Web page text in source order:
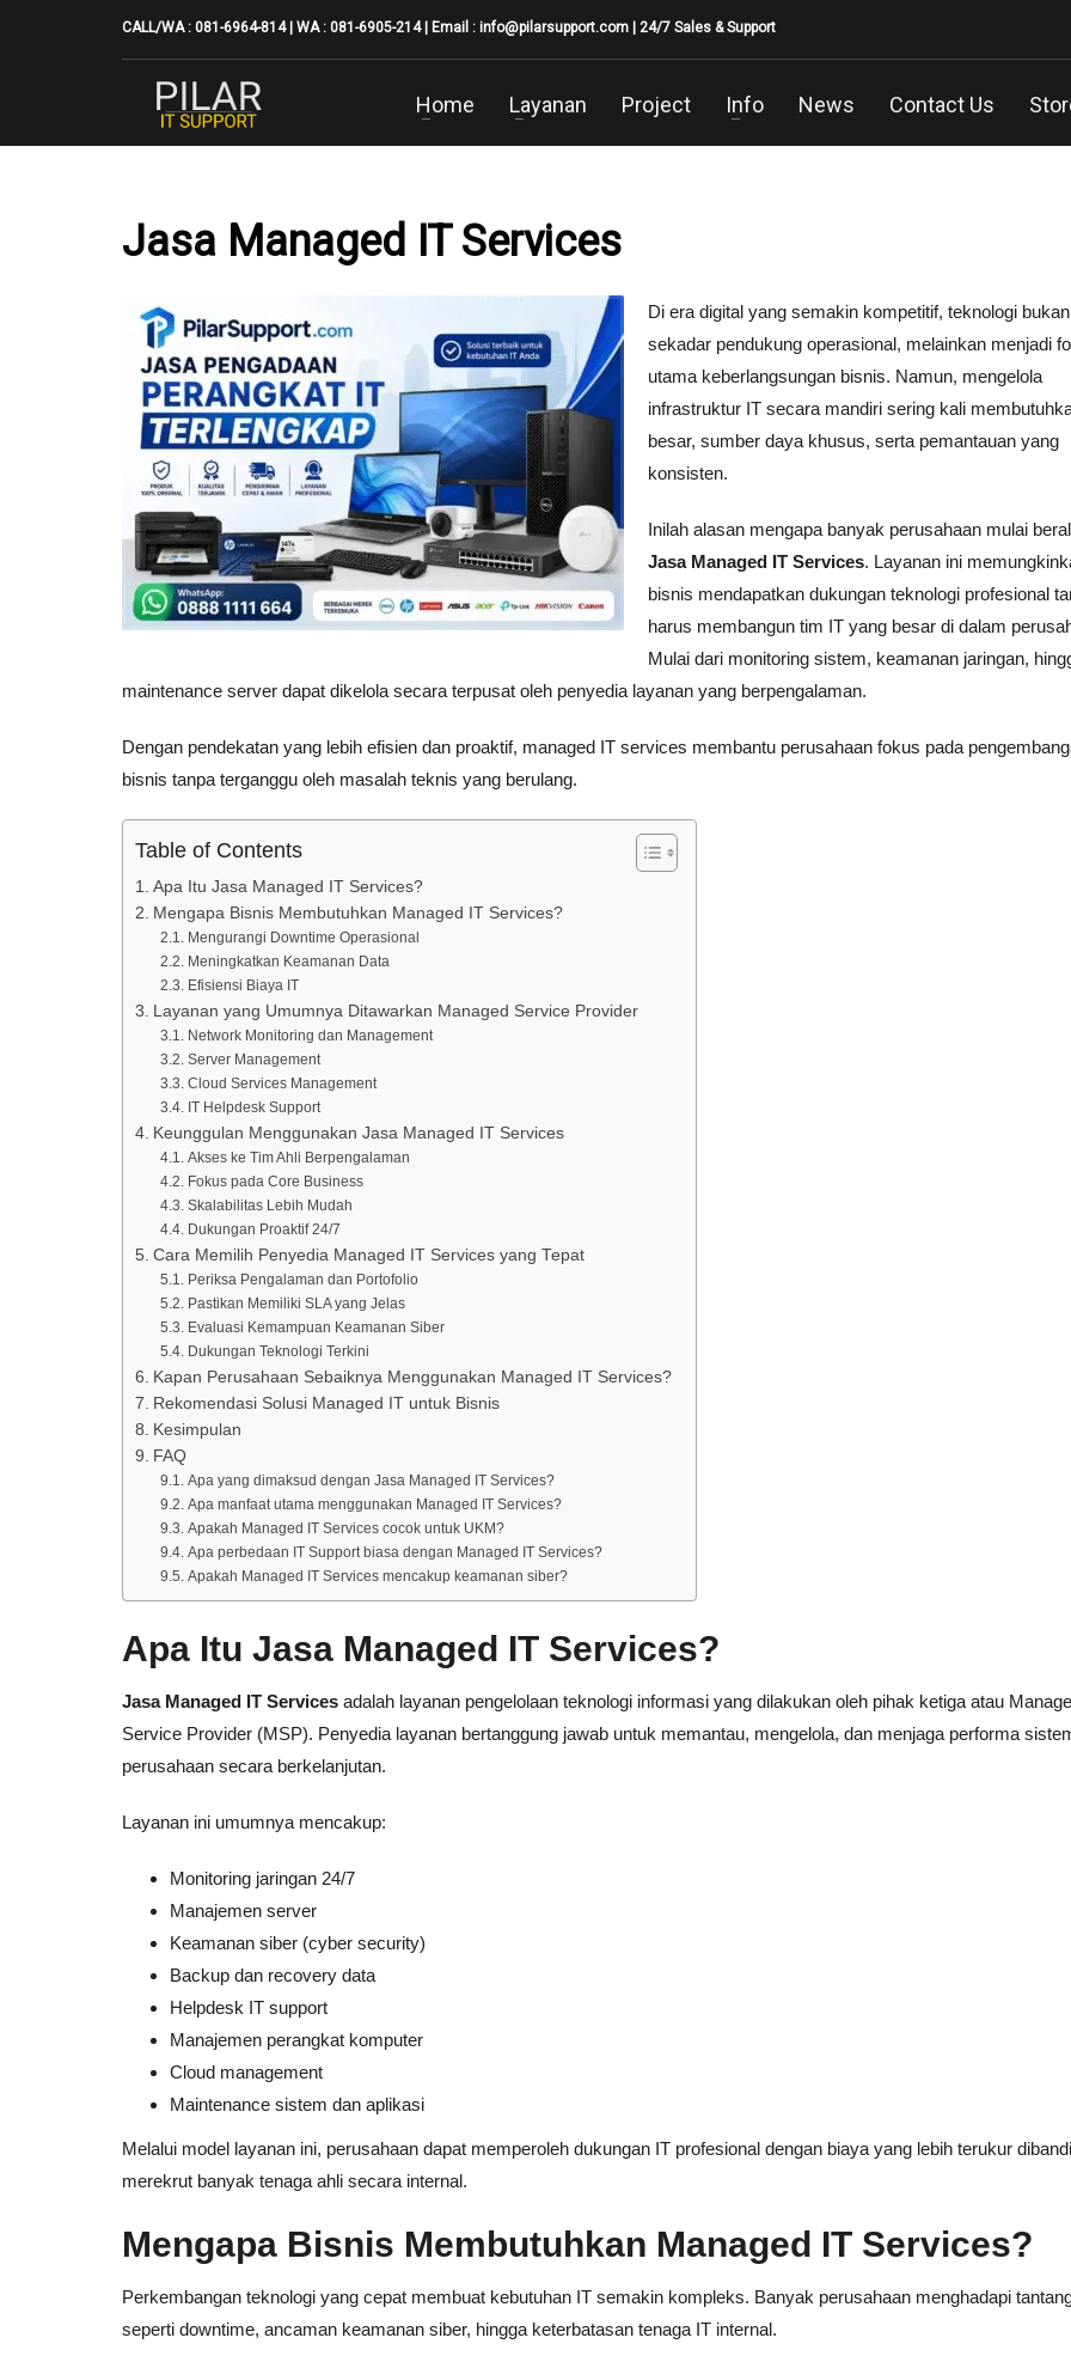
CALL/WA : 081-6964-814 | WA : 081-6905-214 | Email : info@pilarsupport.com | 24/7 Sales & Support
Home Layanan Project Info News Contact Us
Jasa Managed IT Services
Di era digital yang semakin kompetitif, teknologi
sekadar pendukung operasional, melainkan menjadi
utama keberlangsungan bisnis. Namun, mengelola
infrastruktur IT secara mandiri sering kali
besar, sumber daya khusus, serta pemantauan yang
konsisten.
Inilah alasan mengapa banyak perusahaan mulai
Jasa Managed IT Services. Layanan ini
bisnis mendapatkan dukungan teknologi profesional
harus membangun tim IT yang besar di dalam
Mulai dari monitoring sistem, keamanan jaringan,
maintenance server dapat dikelola secara terpusat oleh penyedia layanan yang berpengalaman.
Dengan pendekatan yang lebih efisien dan proaktif, managed IT services membantu perusahaan fokus pada
bisnis tanpa terganggu oleh masalah teknis yang berulang.
Table of Contents
Apa Itu Jasa Managed IT Services?
Mengapa Bisnis Membutuhkan Managed IT Services?
Mengurangi Downtime Operasional
Meningkatkan Keamanan Data
Efisiensi Biaya IT
Layanan yang Umumnya Ditawarkan Managed Service Provider
Network Monitoring dan Management
Server Management
Cloud Services Management
IT Helpdesk Support
Keunggulan Menggunakan Jasa Managed IT Services
Akses ke Tim Ahli Berpengalaman
Fokus pada Core Business
Skalabilitas Lebih Mudah
Dukungan Proaktif 24/7
Cara Memilih Penyedia Managed IT Services yang Tepat
Periksa Pengalaman dan Portofolio
Pastikan Memiliki SLA yang Jelas
Evaluasi Kemampuan Keamanan Siber
Dukungan Teknologi Terkini
Kapan Perusahaan Sebaiknya Menggunakan Managed IT Services?
Rekomendasi Solusi Managed IT untuk Bisnis
Kesimpulan
FAQ
Apa yang dimaksud dengan Jasa Managed IT Services?
Apa manfaat utama menggunakan Managed IT Services?
Apakah Managed IT Services cocok untuk UKM?
Apa perbedaan IT Support biasa dengan Managed IT Services?
Apakah Managed IT Services mencakup keamanan siber?
Apa Itu Jasa Managed IT Services?
Jasa Managed IT Services adalah layanan pengelolaan teknologi informasi yang dilakukan oleh pihak ketiga atau
Service Provider (MSP). Penyedia layanan bertanggung jawab untuk memantau, mengelola, dan menjaga performa
perusahaan secara berkelanjutan.
Layanan ini umumnya mencakup:
Monitoring jaringan 24/7
Manajemen server
Keamanan siber (cyber security)
Backup dan recovery data
Helpdesk IT support
Manajemen perangkat komputer
Cloud management
Maintenance sistem dan aplikasi
Melalui model layanan ini, perusahaan dapat memperoleh dukungan IT profesional dengan biaya yang lebih terukur
merekrut banyak tenaga ahli secara internal.
Mengapa Bisnis Membutuhkan Managed IT Services?
Perkembangan teknologi yang cepat membuat kebutuhan IT semakin kompleks. Banyak perusahaan menghadapi
seperti downtime, ancaman keamanan siber, hingga keterbatasan tenaga IT internal.